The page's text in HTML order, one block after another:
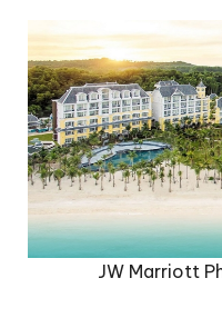
JW Marriott